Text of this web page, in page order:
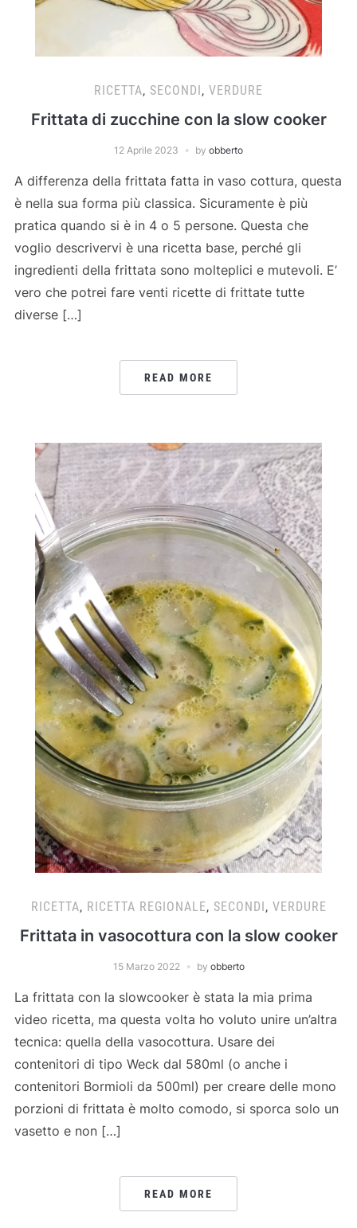
RICETTA, SECONDI, VERDURE
Frittata di zucchine con la slow cooker
12 Aprile 2023 by obberto
A differenza della frittata fatta in vaso cottura, questa
è nella sua forma più classica. Sicuramente è più
pratica quando si è in 4 o 5 persone. Questa che
voglio descrivervi è una ricetta base, perché gli
ingredienti della frittata sono molteplici e mutevoli. E’
vero che potrei fare venti ricette di frittate tutte
diverse […]
READ MORE
RICETTA, RICETTA REGIONALE, SECONDI, VERDURE
Frittata in vasocottura con la slow cooker
15 Marzo 2022 by obberto
La frittata con la slowcooker è stata la mia prima
video ricetta, ma questa volta ho voluto unire un’altra
tecnica: quella della vasocottura. Usare dei
contenitori di tipo Weck dal 580ml (o anche i
contenitori Bormioli da 500ml) per creare delle mono
porzioni di frittata è molto comodo, si sporca solo un
vasetto e non […]
READ MORE